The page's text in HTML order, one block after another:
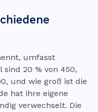
umfasst
sind 20 % von 450,
und wie groß ist die
hat ihre eigene
verwechselt. Die